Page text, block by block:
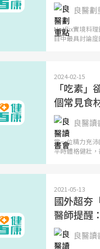
良醫劃
Netflix實境料
目中最具討論度
2024-02-15
「吃素
個常見食
良醫讀
當一位精力充
平時體格健壯，
2021-05-13
國外超夯
醫師提醒
良醫讀